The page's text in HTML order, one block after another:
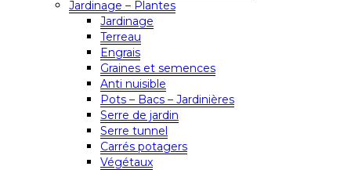
Jardinage – Plantes
Jardinage
Terreau
Engrais
Graines et semences
Anti nuisible
Pots – Bacs – Jardinières
Serre de jardin
Serre tunnel
Carrés potagers
Végétaux